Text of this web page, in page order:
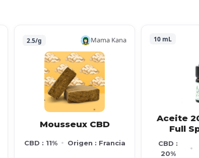
2.5/g Mama Kana
Mousseux CBD
CBD : 11% Origen : Francia
10 mL
Aceite
Full
CBD :
20%